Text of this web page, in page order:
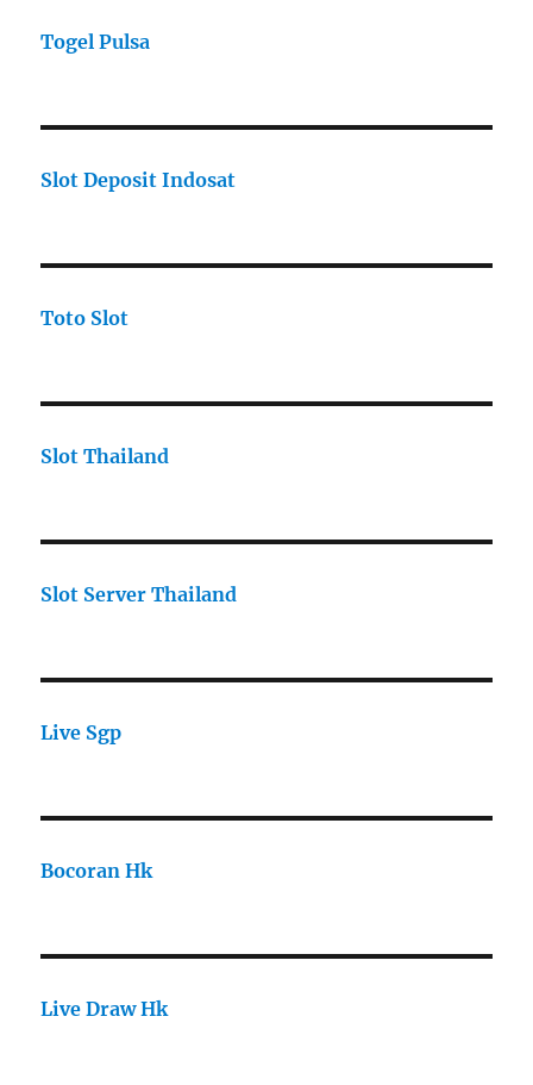
Togel Pulsa
Slot Deposit Indosat
Toto Slot
Slot Thailand
Slot Server Thailand
Live Sgp
Bocoran Hk
Live Draw Hk